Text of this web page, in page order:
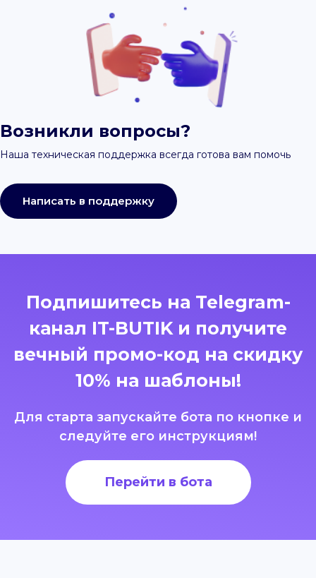
Возникли вопросы?
Наша техническая поддержка всегда готова вам помочь
Написать в поддержку
Подпишитесь на Telegram-
канал IT-BUTIK и получите
вечный промо-код на скидку
10% на шаблоны!
Для старта запускайте бота по кнопке и
следуйте его инструкциям!
Перейти в бота